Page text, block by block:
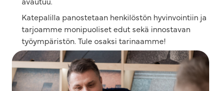
Katepalilla panostetaan henkilöstön hyvinvointiin ja
tarjoamme monipuoliset edut sekä innostavan
työympäristön. Tule osaksi tarinaamme!